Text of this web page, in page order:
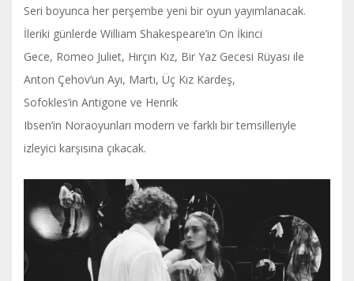
Seri boyunca her perşembe yeni bir oyun yayımlanacak.
İleriki günlerde William Shakespeare’in On İkinci
Gece, Romeo Juliet, Hırçın Kız, Bir Yaz Gecesi Rüyası ile
Anton Çehov’un Ayı, Martı, Üç Kız Kardeş,
Sofokles’in Antigone ve Henrik
Ibsen’in Noraoyunları modern ve farklı bir temsilleriyle
izleyici karşısına çıkacak.